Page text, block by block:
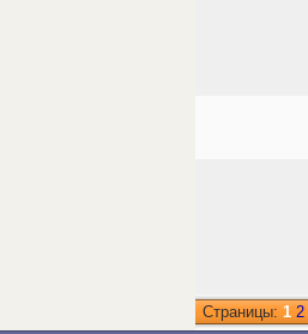
Страницы: 1 2